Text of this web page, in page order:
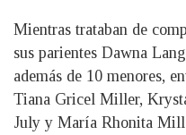
Mientras trataban de
sus parientes Dawna
además de 10 menores,
Tiana Gricel Miller,
July y María Rhonita